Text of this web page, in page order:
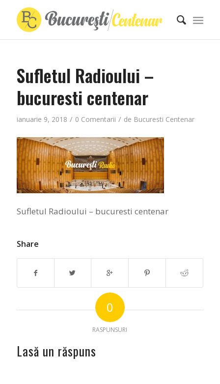
Sufletul Radioului –
bucuresti centenar
ianuarie 9, 2018 / 0 Comentarii / de Bucuresti Centenar
Sufletul Radioului – bucuresti centenar
Share
0
RASPUNSURI
Lasă un răspuns